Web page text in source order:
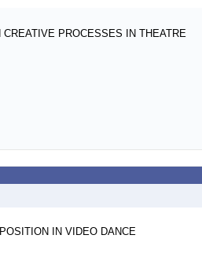
PROCESSES IN THEATRE
IN VIDEO DANCE